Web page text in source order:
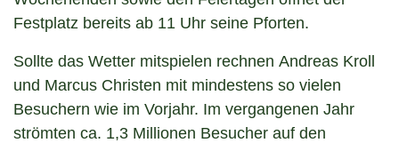
Festplatz bereits ab 11 Uhr seine Pforten.
Sollte das Wetter mitspielen rechnen Andreas Kroll
und Marcus Christen mit mindestens so vielen
Besuchern wie im Vorjahr. Im vergangenen Jahr
strömten ca. 1,3 Millionen Besucher auf den